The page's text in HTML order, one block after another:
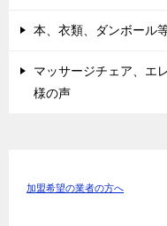
本、衣類、ダンボール
マッサージチェア、エ
様の声
加盟希望の業者の方へ